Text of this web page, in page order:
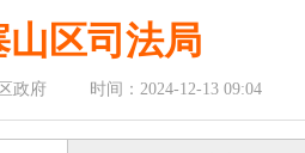
山区司法局
政府 时间：2024-12-13 09:04